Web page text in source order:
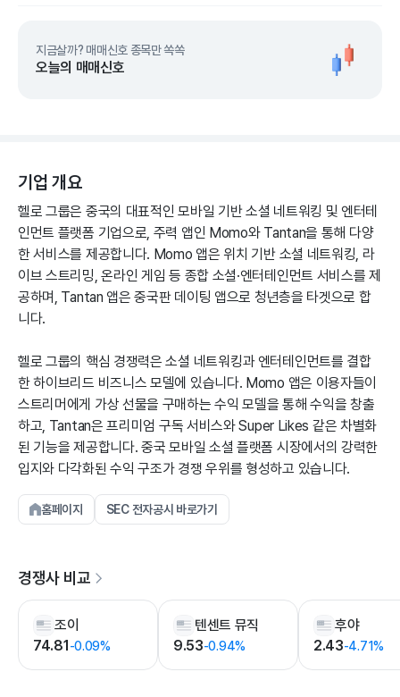
지금살까? 매매신호 종목만 쏙쏙
오늘의 매매신호
기업 개요
헬로 그룹은 중국의 대표적인 모바일 기반 소셜 네트워킹 및 엔터테
인먼트 플랫폼 기업으로, 주력 앱인 Momo와 Tantan을 통해 다양
한 서비스를 제공합니다. Momo 앱은 위치 기반 소셜 네트워킹, 라
이브 스트리밍, 온라인 게임 등 종합 소셜·엔터테인먼트 서비스를 제
공하며, Tantan 앱은 중국판 데이팅 앱으로 청년층을 타겟으로 합
니다.
헬로 그룹의 핵심 경쟁력은 소셜 네트워킹과 엔터테인먼트를 결합
한 하이브리드 비즈니스 모델에 있습니다. Momo 앱은 이용자들이
스트리머에게 가상 선물을 구매하는 수익 모델을 통해 수익을 창출
하고, Tantan은 프리미엄 구독 서비스와 Super Likes 같은 차별화
된 기능을 제공합니다. 중국 모바일 소셜 플랫폼 시장에서의 강력한
입지와 다각화된 수익 구조가 경쟁 우위를 형성하고 있습니다.
홈페이지 SEC 전자공시 바로가기
경쟁사 비교
조이
74.81-0.09%
텐센트 뮤직
9.53-0.94%
후야
2.43-4.71%